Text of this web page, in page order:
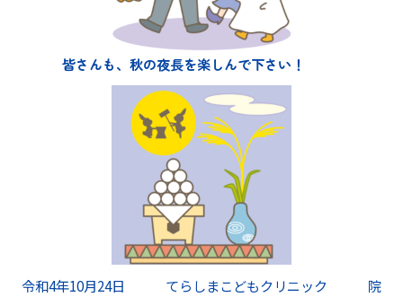
皆さんも、秋の夜長を楽しんで下さい！
令和4年10月24日 てらしまこどもクリニック 院